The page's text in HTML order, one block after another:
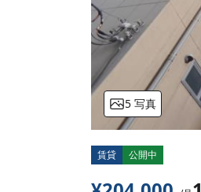
5 写真
賃貸 公開中